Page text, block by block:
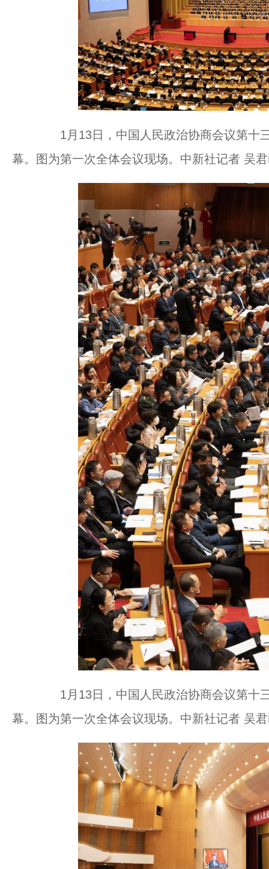
1月13日，中国人民政治协商会议第十
幕。图为第一次全体会议现场。中新社记者 吴
1月13日，中国人民政治协商会议第十
幕。图为第一次全体会议现场。中新社记者 吴